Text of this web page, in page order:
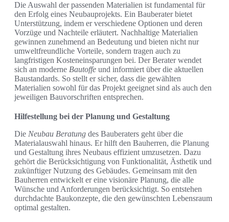
Die Auswahl der passenden Materialien ist fundamental für
den Erfolg eines Neubauprojekts. Ein Bauberater bietet
Unterstützung, indem er verschiedene Optionen und deren
Vorzüge und Nachteile erläutert. Nachhaltige Materialien
gewinnen zunehmend an Bedeutung und bieten nicht nur
umweltfreundliche Vorteile, sondern tragen auch zu
langfristigen Kosteneinsparungen bei. Der Berater wendet
sich an moderne Bautoffe und informiert über die aktuellen
Baustandards. So stellt er sicher, dass die gewählten
Materialien sowohl für das Projekt geeignet sind als auch den
jeweiligen Bauvorschriften entsprechen.
Hilfestellung bei der Planung und Gestaltung
Die Neubau Beratung des Bauberaters geht über die
Materialauswahl hinaus. Er hilft den Bauherren, die Planung
und Gestaltung ihres Neubaus effizient umzusetzen. Dazu
gehört die Berücksichtigung von Funktionalität, Ästhetik und
zukünftiger Nutzung des Gebäudes. Gemeinsam mit den
Bauherren entwickelt er eine visionäre Planung, die alle
Wünsche und Anforderungen berücksichtigt. So entstehen
durchdachte Baukonzepte, die den gewünschten Lebensraum
optimal gestalten.